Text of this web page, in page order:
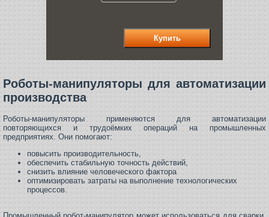
Роботы-манипуляторы для автоматизации
производства
Роботы-манипуляторы применяются для автоматизации
повторяющихся и трудоёмких операций на промышленных
предприятиях. Они помогают:
повысить производительность,
обеспечить стабильную точность действий,
снизить влияние человеческого фактора
оптимизировать затраты на выполнение технологических
процессов.